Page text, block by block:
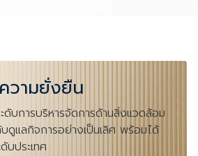
วามยั่งยืน
บการบริหารจัดการด้านสิ่งแวดล้อม
ดูแลกิจการอย่างเป็นเลิศ พร้อมได้
บประเทศ